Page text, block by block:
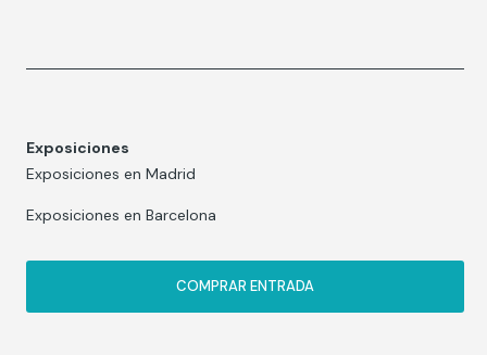
Exposiciones
Exposiciones en Madrid
Exposiciones en Barcelona
COMPRAR ENTRADA